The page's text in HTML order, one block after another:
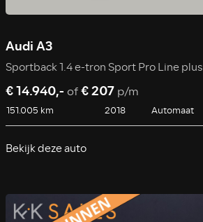
Audi A3
Sportback 1.4 e-tron Sport Pro Line plus
€ 14.940,- of€ 207 p/m
151.005 km 2018 Automaat
Bekijk deze auto